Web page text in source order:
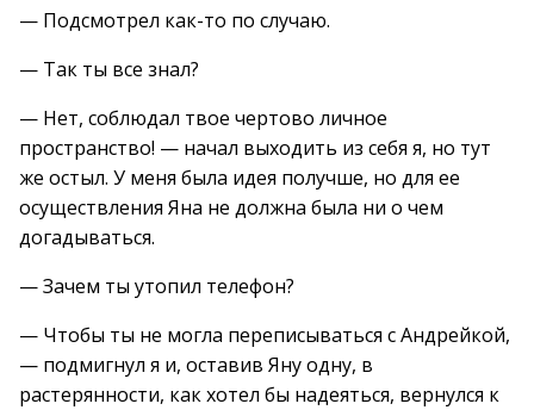
— Подсмотрел как-то по случаю.
— Так ты все знал?
— Нет, соблюдал твое чертово личное
пространство! — начал выходить из себя я, но тут
же остыл. У меня была идея получше, но для ее
осуществления Яна не должна была ни о чем
догадываться.
— Зачем ты утопил телефон?
— Чтобы ты не могла переписываться с Андрейкой,
— подмигнул я и, оставив Яну одну, в
растерянности, как хотел бы надеяться, вернулся к